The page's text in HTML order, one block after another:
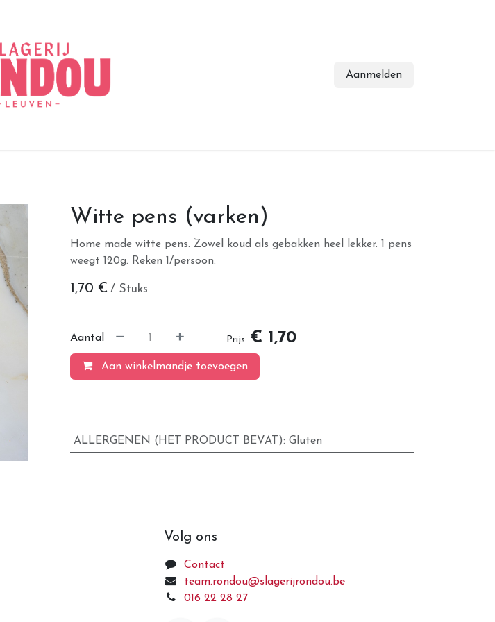
Aanmelden
Witte pens (varken)
Home made witte pens. Zowel koud als gebakken heel lekker. 1 pens
weegt 120g. Reken 1/persoon.
1,70 € / Stuks
Aan winkelmandje toevoegen
Aantal Prijs: € 1,70
ALLERGENEN (HET PRODUCT BEVAT): Gluten
Volg ons
Contact
team.rondou@slagerijrondou.be
016 22 28 27